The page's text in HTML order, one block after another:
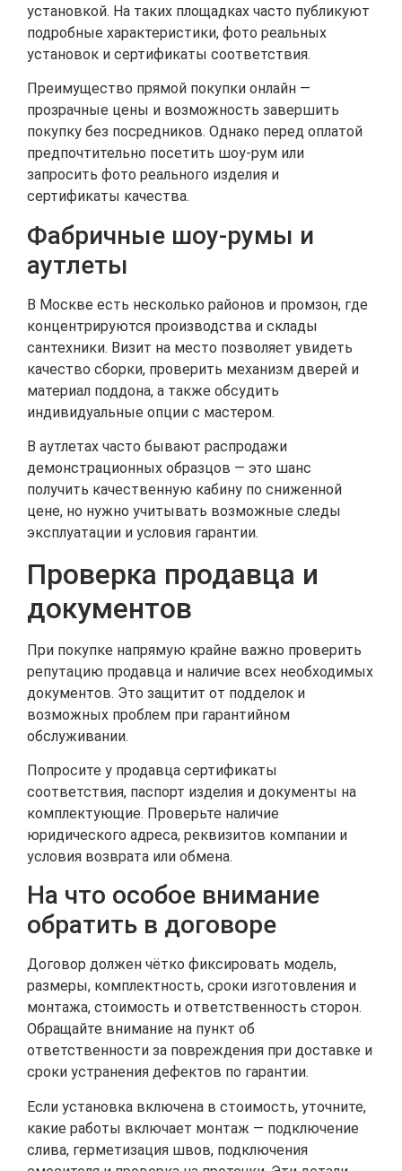
установкой. На таких площадках часто публикуют
подробные характеристики, фото реальных
установок и сертификаты соответствия.
Преимущество прямой покупки онлайн —
прозрачные цены и возможность завершить
покупку без посредников. Однако перед оплатой
предпочтительно посетить шоу-рум или
запросить фото реального изделия и
сертификаты качества.
Фабричные шоу-румы и
аутлеты
В Москве есть несколько районов и промзон, где
концентрируются производства и склады
сантехники. Визит на место позволяет увидеть
качество сборки, проверить механизм дверей и
материал поддона, а также обсудить
индивидуальные опции с мастером.
В аутлетах часто бывают распродажи
демонстрационных образцов — это шанс
получить качественную кабину по сниженной
цене, но нужно учитывать возможные следы
эксплуатации и условия гарантии.
Проверка продавца и
документов
При покупке напрямую крайне важно проверить
репутацию продавца и наличие всех необходимых
документов. Это защитит от подделок и
возможных проблем при гарантийном
обслуживании.
Попросите у продавца сертификаты
соответствия, паспорт изделия и документы на
комплектующие. Проверьте наличие
юридического адреса, реквизитов компании и
условия возврата или обмена.
На что особое внимание
обратить в договоре
Договор должен чётко фиксировать модель,
размеры, комплектность, сроки изготовления и
монтажа, стоимость и ответственность сторон.
Обращайте внимание на пункт об
ответственности за повреждения при доставке и
сроки устранения дефектов по гарантии.
Если установка включена в стоимость, уточните,
какие работы включает монтаж — подключение
слива, герметизация швов, подключения